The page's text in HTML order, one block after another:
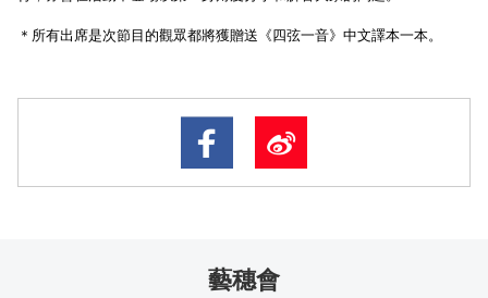
＊所有出席是次節目的觀眾都將獲贈送《四弦一音》中文譯本一本。
藝穗會